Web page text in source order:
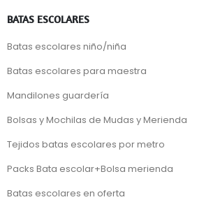
BATAS ESCOLARES
Batas escolares niño/niña
Batas escolares para maestra
Mandilones guardería
Bolsas y Mochilas de Mudas y Merienda
Tejidos batas escolares por metro
Packs Bata escolar+Bolsa merienda
Batas escolares en oferta